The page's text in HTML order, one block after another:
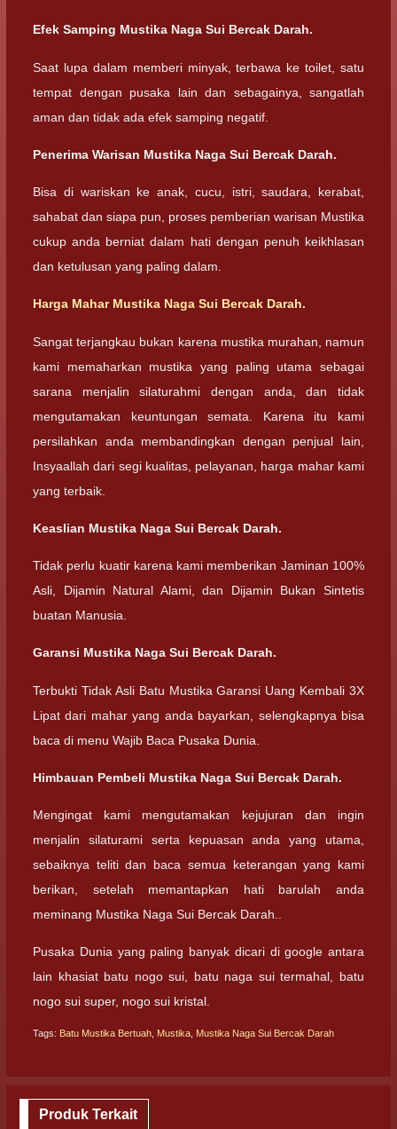
Efek Samping Mustika Naga Sui Bercak Darah.
Saat lupa dalam memberi minyak, terbawa ke toilet, satu
tempat dengan pusaka lain dan sebagainya, sangatlah
aman dan tidak ada efek samping negatif.
Penerima Warisan Mustika Naga Sui Bercak Darah.
Bisa di wariskan ke anak, cucu, istri, saudara, kerabat,
sahabat dan siapa pun, proses pemberian warisan Mustika
cukup anda berniat dalam hati dengan penuh keikhlasan
dan ketulusan yang paling dalam.
Harga Mahar Mustika Naga Sui Bercak Darah.
Sangat terjangkau bukan karena mustika murahan, namun
kami memaharkan mustika yang paling utama sebagai
sarana menjalin silaturahmi dengan anda, dan tidak
mengutamakan keuntungan semata. Karena itu kami
persilahkan anda membandingkan dengan penjual lain,
Insyaallah dari segi kualitas, pelayanan, harga mahar kami
yang terbaik.
Keaslian Mustika Naga Sui Bercak Darah.
Tidak perlu kuatir karena kami memberikan Jaminan 100%
Asli, Dijamin Natural Alami, dan Dijamin Bukan Sintetis
buatan Manusia.
Garansi Mustika Naga Sui Bercak Darah.
Terbukti Tidak Asli Batu Mustika Garansi Uang Kembali 3X
Lipat dari mahar yang anda bayarkan, selengkapnya bisa
baca di menu Wajib Baca Pusaka Dunia.
Himbauan Pembeli Mustika Naga Sui Bercak Darah.
Mengingat kami mengutamakan kejujuran dan ingin
menjalin silaturami serta kepuasan anda yang utama,
sebaiknya teliti dan baca semua keterangan yang kami
berikan, setelah memantapkan hati barulah anda
meminang Mustika Naga Sui Bercak Darah..
Pusaka Dunia yang paling banyak dicari di google antara
lain khasiat batu nogo sui, batu naga sui termahal, batu
nogo sui super, nogo sui kristal.
Tags: Batu Mustika Bertuah Mustika Mustika Naga Sui Bercak Darah
Produk Terkait